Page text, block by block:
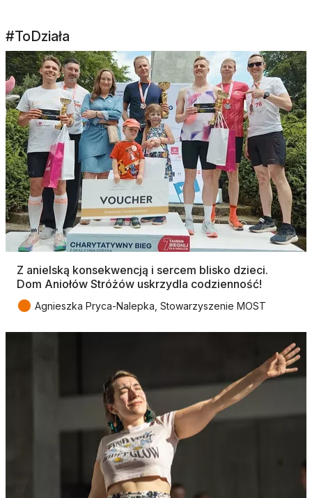
#ToDziała
Z anielską konsekwencją i sercem blisko dzieci.
Dom Aniołów Stróżów uskrzydla codzienność!
● Agnieszka Pryca-Nalepka, Stowarzyszenie MOST